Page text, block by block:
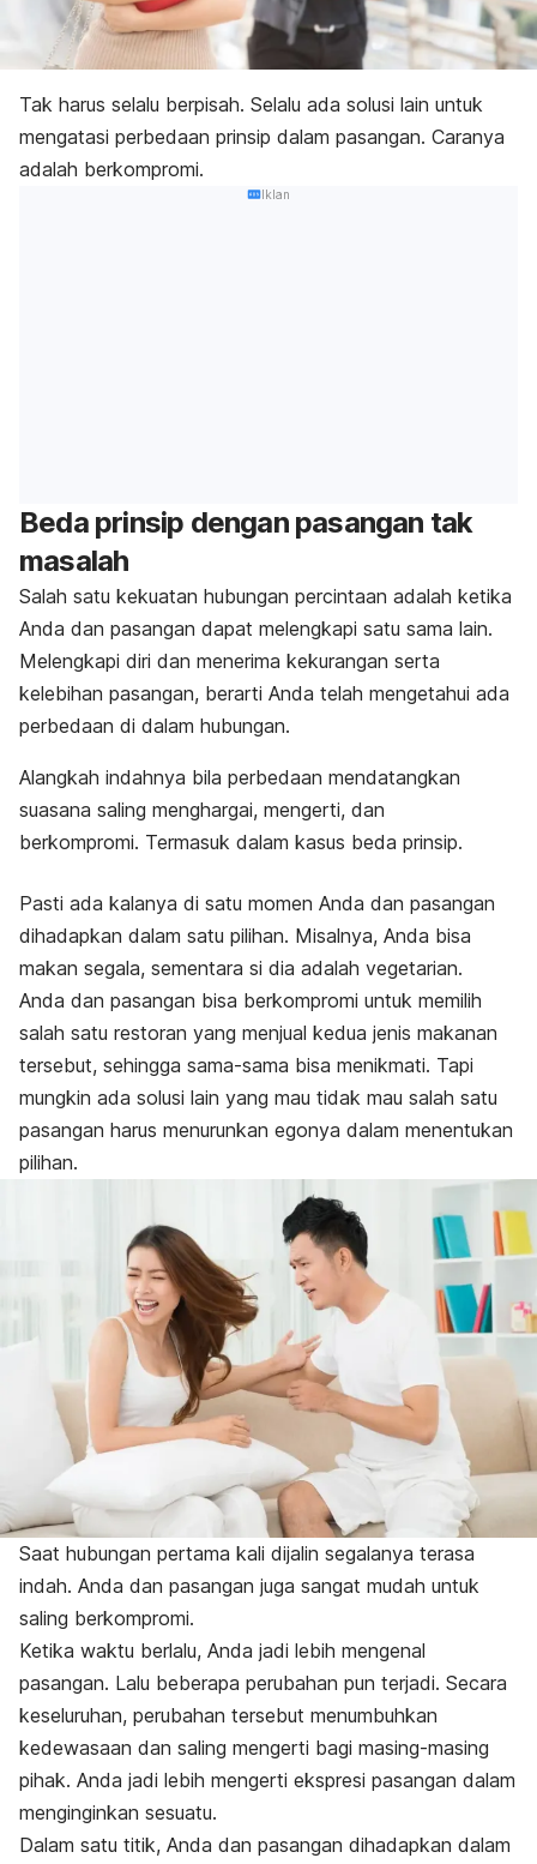
Tak harus selalu berpisah. Selalu ada solusi lain untuk
mengatasi perbedaan prinsip dalam pasangan. Caranya
adalah berkompromi.
Iklan
Beda prinsip dengan pasangan tak
masalah
Salah satu kekuatan hubungan percintaan adalah ketika
Anda dan pasangan dapat melengkapi satu sama lain.
Melengkapi diri dan menerima kekurangan serta
kelebihan pasangan, berarti Anda telah mengetahui ada
perbedaan di dalam hubungan.
Alangkah indahnya bila perbedaan mendatangkan
suasana saling menghargai, mengerti, dan
berkompromi. Termasuk dalam kasus beda prinsip.
Pasti ada kalanya di satu momen Anda dan pasangan
dihadapkan dalam satu pilihan. Misalnya, Anda bisa
makan segala, sementara si dia adalah vegetarian.
Anda dan pasangan bisa berkompromi untuk memilih
salah satu restoran yang menjual kedua jenis makanan
tersebut, sehingga sama-sama bisa menikmati. Tapi
mungkin ada solusi lain yang mau tidak mau salah satu
pasangan harus menurunkan egonya dalam menentukan
pilihan.
Saat hubungan pertama kali dijalin segalanya terasa
indah. Anda dan pasangan juga sangat mudah untuk
saling berkompromi.
Ketika waktu berlalu, Anda jadi lebih mengenal
pasangan. Lalu beberapa perubahan pun terjadi. Secara
keseluruhan, perubahan tersebut menumbuhkan
kedewasaan dan saling mengerti bagi masing-masing
pihak. Anda jadi lebih mengerti ekspresi pasangan dalam
menginginkan sesuatu.
Dalam satu titik, Anda dan pasangan dihadapkan dalam